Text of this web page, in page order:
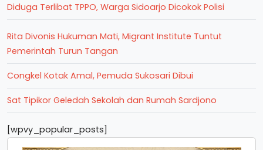
Diduga Terlibat TPPO, Warga Sidoarjo Dicokok Polisi
Rita Divonis Hukuman Mati, Migrant Institute Tuntut
Pemerintah Turun Tangan
Congkel Kotak Amal, Pemuda Sukosari Dibui
Sat Tipikor Geledah Sekolah dan Rumah Sardjono
[wpvy_popular_posts]